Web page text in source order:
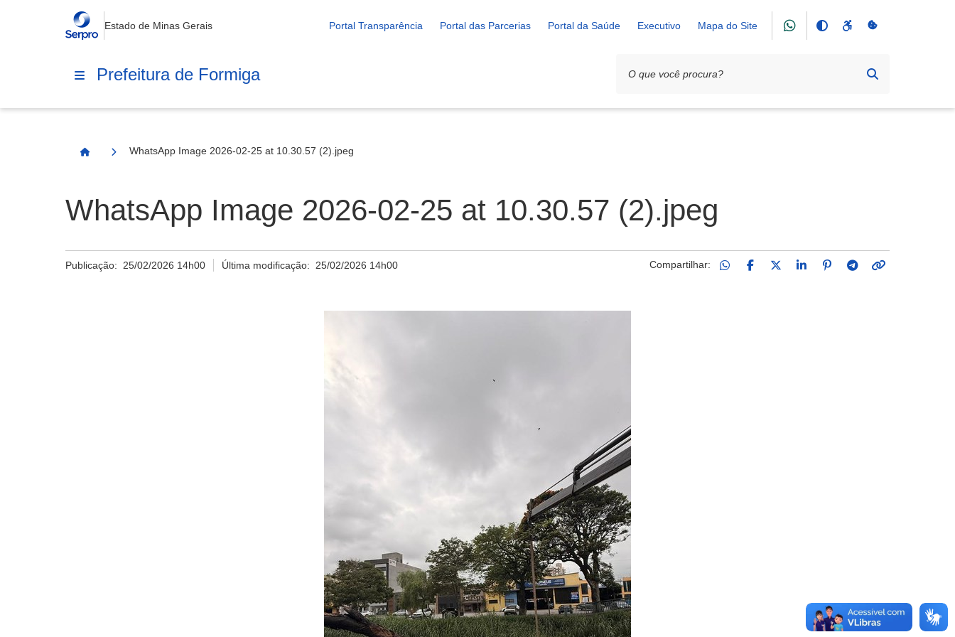
Estado de Minas Gerais Portal Transparência Portal das Parcerias Portal da Saúde Executivo Mapa do Site
Prefeitura de Formiga
Página Inicial
WhatsApp Image 2026-02-25 at 10.30.57 (2).jpeg
WhatsApp Image 2026-02-25 at 10.30.57 (2).jpeg
Publicação: 25/02/2026 14h00 Última modificação: 25/02/2026 14h00 Compartilhar: